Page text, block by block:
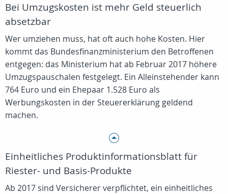
Bei Umzugskosten ist mehr Geld steuerlich
absetzbar
Wer umziehen muss, hat oft auch hohe Kosten. Hier
kommt das Bundesfinanzministerium den Betroffenen
entgegen: das Ministerium hat ab Februar 2017 höhere
Umzugspauschalen festgelegt. Ein Alleinstehender kann
764 Euro und ein Ehepaar 1.528 Euro als
Werbungskosten in der Steuererklärung geldend
machen.
Einheitliches Produktinformationsblatt für
Riester- und Basis-Produkte
Ab 2017 sind Versicherer verpflichtet, ein einheitliches